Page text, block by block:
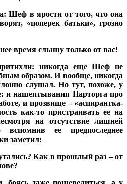
Шеф в ярости от того, что она
«поперек батьки», грозно
время слышу только от вас!
никогда еще Шеф не
образом. И вообще, никогда
слушал. Но тут, похоже, у
и нашептывания Парторга про
и прозвище – «аспирантка-
как-то пристраивать ее на
на отсутствие лишней
ее предпоследнее
заметил:
Как в прошлый раз – от